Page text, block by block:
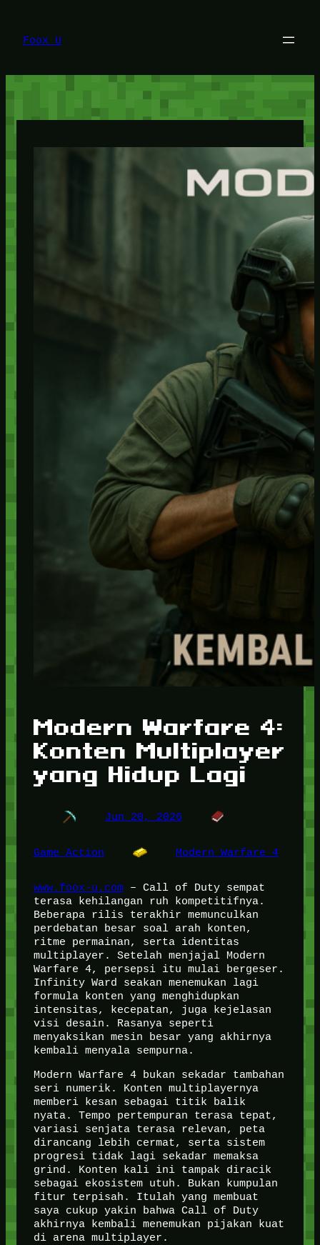
konten
Foox U
Modern Warfare 4:
Konten Multiplayer
yang Hidup Lagi
Jun 20, 2026
Game Action Modern Warfare 4
www.foox-u.com– Call of Duty sempat
terasa kehilangan ruh kompetitifnya.
Beberapa rilis terakhir memunculkan
perdebatan besar soal arah konten,
ritme permainan, serta identitas
multiplayer. Setelah menjajal Modern
Warfare 4, persepsi itu mulai bergeser.
Infinity Ward seakan menemukan lagi
formula konten yang menghidupkan
intensitas, kecepatan, juga kejelasan
visi desain. Rasanya seperti
menyaksikan mesin besar yang akhirnya
kembali menyala sempurna.
Modern Warfare 4 bukan sekadar tambahan
seri numerik. Konten multiplayernya
memberi kesan sebagai titik balik
nyata. Tempo pertempuran terasa tepat,
variasi senjata terasa relevan, peta
dirancang lebih cermat, serta sistem
progresi tidak lagi sekadar memaksa
grind. Konten kali ini tampak diracik
sebagai ekosistem utuh. Bukan kumpulan
fitur terpisah. Itulah yang membuat
saya cukup yakin bahwa Call of Duty
akhirnya kembali menemukan pijakan kuat
di arena multiplayer.